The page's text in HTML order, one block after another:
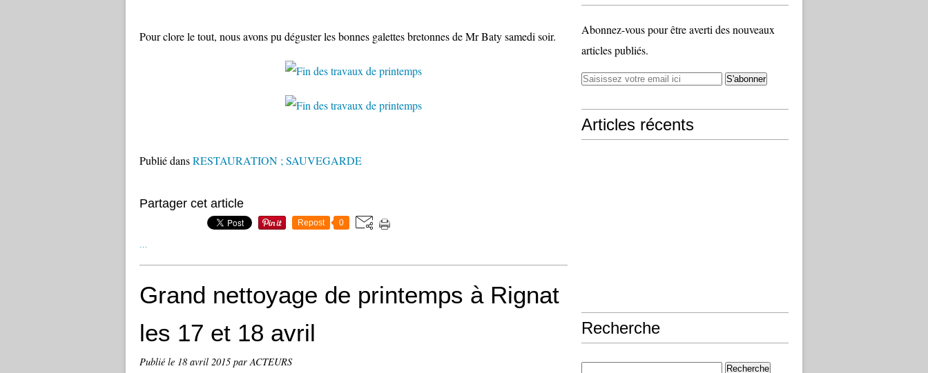
Pour clore le tout, nous avons pu déguster les bonnes galettes bretonnes de Mr Baty samedi soir.
Publié dansRESTAURATION ; SAUVEGARDE
Partager cet article
Repost 0
…
Grand nettoyage de printemps à Rignat
les 17 et 18 avril
Publié le 18 avril 2015 par ACTEURS
Abonnez-vous pour être averti des nouveaux
articles publiés.
Articles récents
Recherche